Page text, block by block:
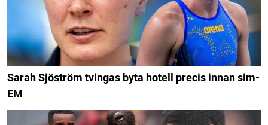
Sarah Sjöström tvingas byta hotell precis innan sim-
EM